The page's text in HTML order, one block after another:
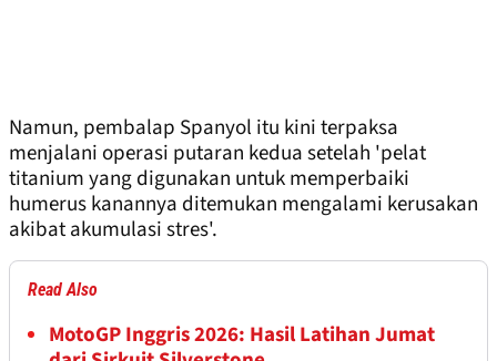
Namun, pembalap Spanyol itu kini terpaksa
menjalani operasi putaran kedua setelah 'pelat
titanium yang digunakan untuk memperbaiki
humerus kanannya ditemukan mengalami kerusakan
akibat akumulasi stres'.
Read Also
MotoGP Inggris 2026: Hasil Latihan Jumat